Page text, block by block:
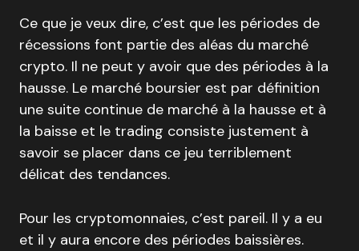
Ce que je veux dire, c’est que les périodes de
récessions font partie des aléas du marché
crypto. Il ne peut y avoir que des périodes à la
hausse. Le marché boursier est par définition
une suite continue de marché à la hausse et à
la baisse et le trading consiste justement à
savoir se placer dans ce jeu terriblement
délicat des tendances.
Pour les cryptomonnaies, c’est pareil. Il y a eu
et il y aura encore des périodes baissières.